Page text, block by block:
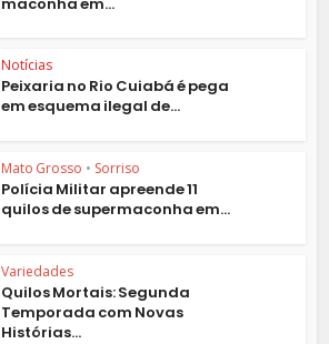
Notícias
Peixaria no Rio Cuiabá é pega
em esquema ilegal de...
Mato Grosso • Sorriso
Polícia Militar apreende 11
quilos de supermaconha em...
Variedades
Quilos Mortais: Segunda
Temporada com Novas
Histórias...